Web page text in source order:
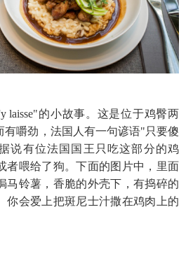
laisse"的小故事。这是位于鸡臀两
有嚼劲，法国人有一句谚语"只要傻
说有位法国国王只吃这部分的鸡
者喂给了狗。下面的图片中，里面
马铃薯，香脆的外壳下，有捣碎的
你会爱上把斑尼士汁撒在鸡肉上的